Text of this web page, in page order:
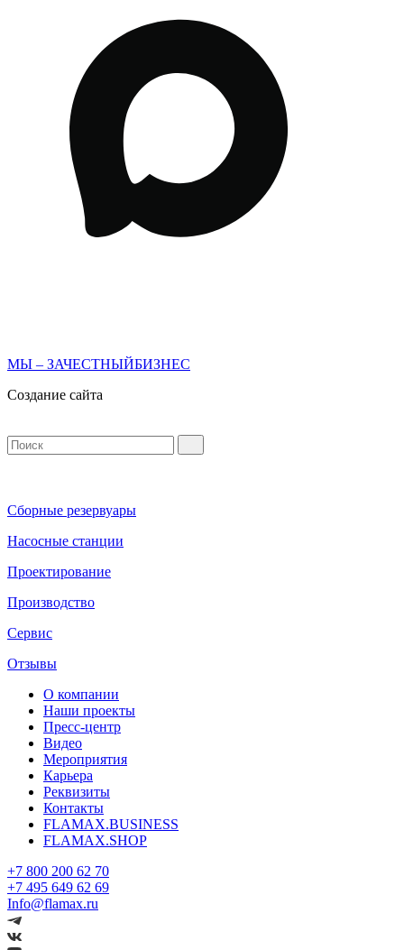
МЫ – ЗАЧЕСТНЫЙБИЗНЕС
Создание сайта
Сборные резервуары
Насосные станции
Проектирование
Производство
Сервис
Отзывы
О компании
Наши проекты
Пресс-центр
Видео
Мероприятия
Карьера
Реквизиты
Контакты
FLAMAX.BUSINESS
FLAMAX.SHOP
+7 800 200 62 70
+7 495 649 62 69
Info@flamax.ru